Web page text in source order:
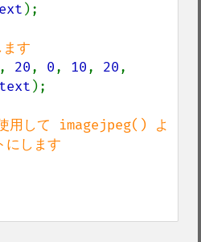
);
, 20, 0, 10, 20
);
して imagejpeg() よ